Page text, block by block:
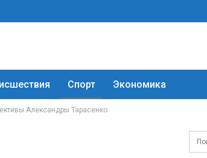
Спорт Экономика
Александры Тарасенко